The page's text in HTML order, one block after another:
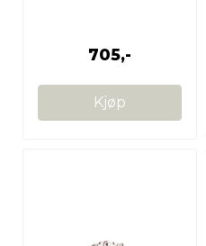
705,-
Kjøp